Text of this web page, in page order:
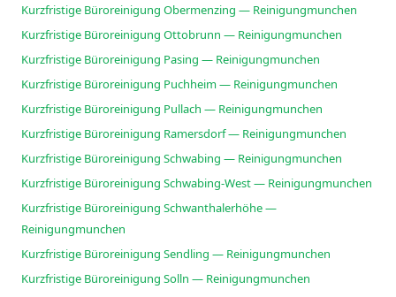
Kurzfristige Büroreinigung Obermenzing — Reinigungmunchen
Kurzfristige Büroreinigung Ottobrunn — Reinigungmunchen
Kurzfristige Büroreinigung Pasing — Reinigungmunchen
Kurzfristige Büroreinigung Puchheim — Reinigungmunchen
Kurzfristige Büroreinigung Pullach — Reinigungmunchen
Kurzfristige Büroreinigung Ramersdorf — Reinigungmunchen
Kurzfristige Büroreinigung Schwabing — Reinigungmunchen
Kurzfristige Büroreinigung Schwabing-West — Reinigungmunchen
Kurzfristige Büroreinigung Schwanthalerhöhe —
Reinigungmunchen
Kurzfristige Büroreinigung Sendling — Reinigungmunchen
Kurzfristige Büroreinigung Solln — Reinigungmunchen